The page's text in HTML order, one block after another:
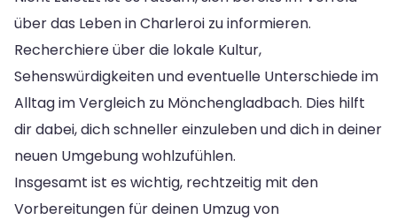
über das Leben in Charleroi zu informieren.
Recherchiere über die lokale Kultur,
Sehenswürdigkeiten und eventuelle Unterschiede im
Alltag im Vergleich zu Mönchengladbach. Dies hilft
dir dabei, dich schneller einzuleben und dich in deiner
neuen Umgebung wohlzufühlen.
Insgesamt ist es wichtig, rechtzeitig mit den
Vorbereitungen für deinen Umzug von